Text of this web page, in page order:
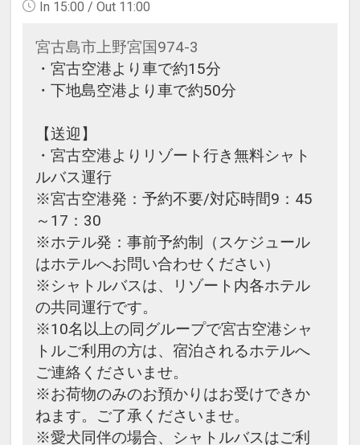
In 15:00 / Out 11:00
宮古島市上野宮国974-3
・宮古空港より車で約15分
・下地島空港より車で約50分
【送迎】
・宮古空港よりリゾート行き無料シャト
ルバス運行
※宮古空港発：予約不要/対応時間9：45
～17：30
※ホテル発：事前予約制（スケジュール
はホテルへお問い合わせください）
※シャトルバスは、リゾート内各ホテル
の共同運行です。
※10名以上の同グループで宮古空港シャ
トルご利用の方は、宿泊されるホテルへ
ご連絡くださいませ。
※お荷物のみのお預かりはお受けできか
ねます。ご了承くださいませ。
※愛犬同伴の場合、シャトルバスはご利